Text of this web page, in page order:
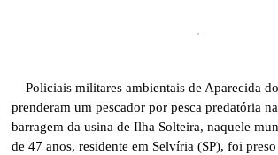
Policiais militares ambientais de Aparecida
prenderam um pescador por pesca predatória
barragem da usina de Ilha Solteira, naquele
de 47 anos, residente em Selvíria (SP), foi